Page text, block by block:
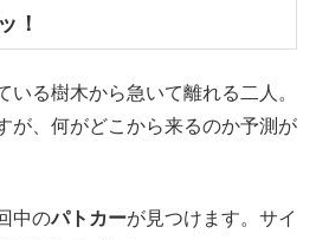
！
いる樹木から急いて離れる二人。
が、何がどこから来るのか予測が
中のパトカーが見つけます。サイ